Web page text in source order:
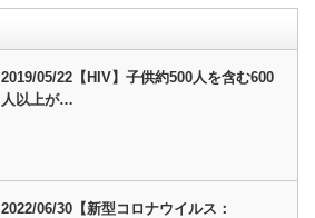
2019/05/22【HIV】子供約500人を含む600
人以上が…
2022/06/30【新型コロナウイルス：